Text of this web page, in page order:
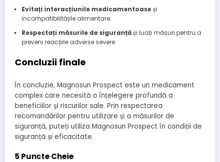
Evitați interacțiunile medicamentoaseși
incompatibilitățile alimentare.
Respectați măsurile de siguranțăși luați măsuri pentru a
preveni reacțiile adverse severe.
Concluzii finale
În concluzie, Magnosun Prospect este un medicament
complex care necesită o înțelegere profundă a
beneficiilor și riscurilor sale. Prin respectarea
recomandărilor pentru utilizare și a măsurilor de
siguranță, puteți utiliza Magnosun Prospect în condiții de
siguranță și eficacitate.
5 Puncte Cheie